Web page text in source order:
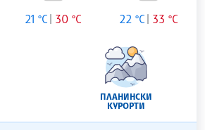
21 °C 30 °C 22 °C 33 °C
ПЛАНИНСКИ
КУРОРТИ